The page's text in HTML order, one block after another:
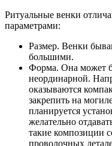
Ритуальные венки
параметрами:
Размер. Венки
большими.
Форма. Она может
неординарной.
оказываются
закрепить на
планируется
желательно
такие композиции
проволочных